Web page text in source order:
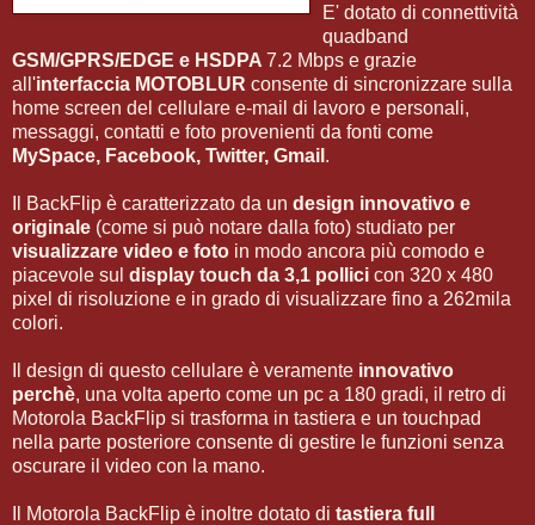
E' dotato di connettività
quadband
GSM/GPRS/EDGE e HSDPA 7.2 Mbps e grazie
all'interfaccia MOTOBLUR consente di sincronizzare sulla
home screen del cellulare e-mail di lavoro e personali,
messaggi, contatti e foto provenienti da fonti come
MySpace, Facebook, Twitter, Gmail .
Il BackFlip è caratterizzato da un design innovativo e
originale (come si può notare dalla foto) studiato per
visualizzare video e foto in modo ancora più comodo e
piacevole sul display touch da 3,1 pollici con 320 x 480
pixel di risoluzione e in grado di visualizzare fino a 262mila
colori.
Il design di questo cellulare è veramente innovativo
perchè, una volta aperto come un pc a 180 gradi, il retro di
Motorola BackFlip si trasforma in tastiera e un touchpad
nella parte posteriore consente di gestire le funzioni senza
oscurare il video con la mano.
Il Motorola BackFlip è inoltre dotato di tastiera full